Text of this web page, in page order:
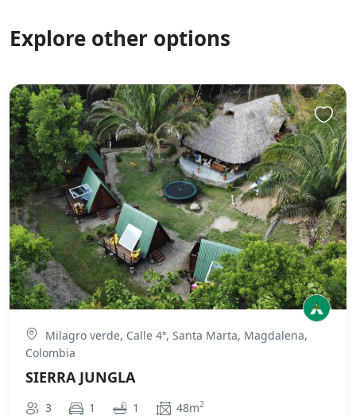
Explore other options
Milagro verde, Calle 4ª, Santa Marta, Magdalena,
Colombia
SIERRA JUNGLA
3 1 1 48m2